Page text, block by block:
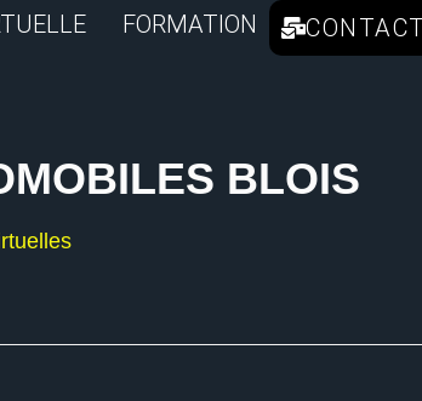
FORMATION CONTACT
BLOIS